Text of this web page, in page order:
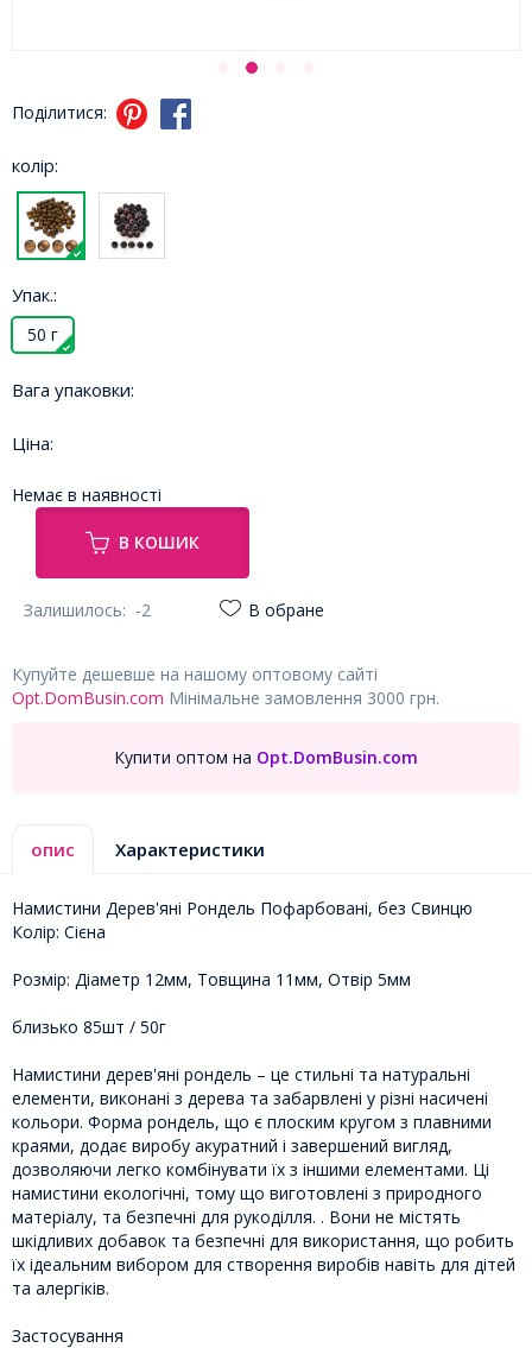
Поділитися:
колір:
Упак.:
50 г
Вага упаковки:
Ціна:
Немає в наявності
В КОШИК
Залишилось: -2 В обране
Купуйте дешевше на нашому оптовому сайті
Opt.DomBusin.com Мінімальне замовлення 3000 грн.
Купити оптом на Opt.DomBusin.com
опис Характеристики
Намистини Дерев'яні Рондель Пофарбовані, без Свинцю
Колір: Сієна
Розмір: Діаметр 12мм, Товщина 11мм, Отвір 5мм
близько 85шт / 50г
Намистини дерев'яні рондель – це стильні та натуральні
елементи, виконані з дерева та забарвлені у різні насичені
кольори. Форма рондель, що є плоским кругом з плавними
краями, додає виробу акуратний і завершений вигляд,
дозволяючи легко комбінувати їх з іншими елементами. Ці
намистини екологічні, тому що виготовлені з природного
матеріалу, та безпечні для рукоділля. . Вони не містять
шкідливих добавок та безпечні для використання, що робить
їх ідеальним вибором для створення виробів навіть для дітей
та алергіків.
Застосування